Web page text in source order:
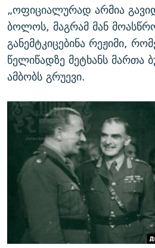
„ოფიციალურად არმია
ბოლოს, მაგრამ მან
განემტკიცებინა რეჟიმი,
წელიწადზე მეტხანს მართა
ამბობს გრუევი.